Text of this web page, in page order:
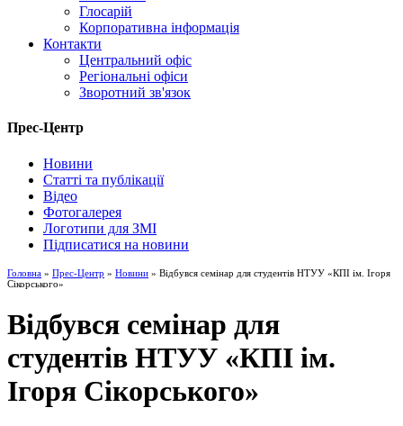
Глосарій
Корпоративна інформація
Контакти
Центральний офіс
Регіональні офіси
Зворотний зв'язок
Прес-Центр
Новини
Статті та публікації
Відео
Фотогалерея
Логотипи для ЗМІ
Підписатися на новини
Головна » Прес-Центр » Новини » Відбувся семінар для студентів НТУУ «КПІ ім. Ігоря
Сікорського»
Відбувся семінар для
студентів НТУУ «КПІ ім.
Ігоря Сікорського»